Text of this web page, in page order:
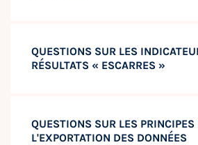
QUESTIONS SUR LES
RÉSULTATS « ESCARRES »
QUESTIONS SUR LES PRINCIPES
L'EXPORTATION DES DONNÉES